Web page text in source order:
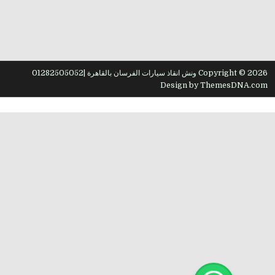
Copyright © 2026 ونش انقاذ سيارات الفرسان بالقاهرة |01282505052
Design by ThemesDNA.com